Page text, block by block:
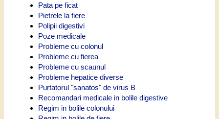
Pata pe ficat
Pietrele la fiere
Polipii digestivi
Poze medicale
Probleme cu colonul
Probleme cu fierea
Probleme cu scaunul
Probleme hepatice diverse
Purtatorul "sanatos" de virus B
Recomandari medicale in bolile digestive
Regim in bolile colonului